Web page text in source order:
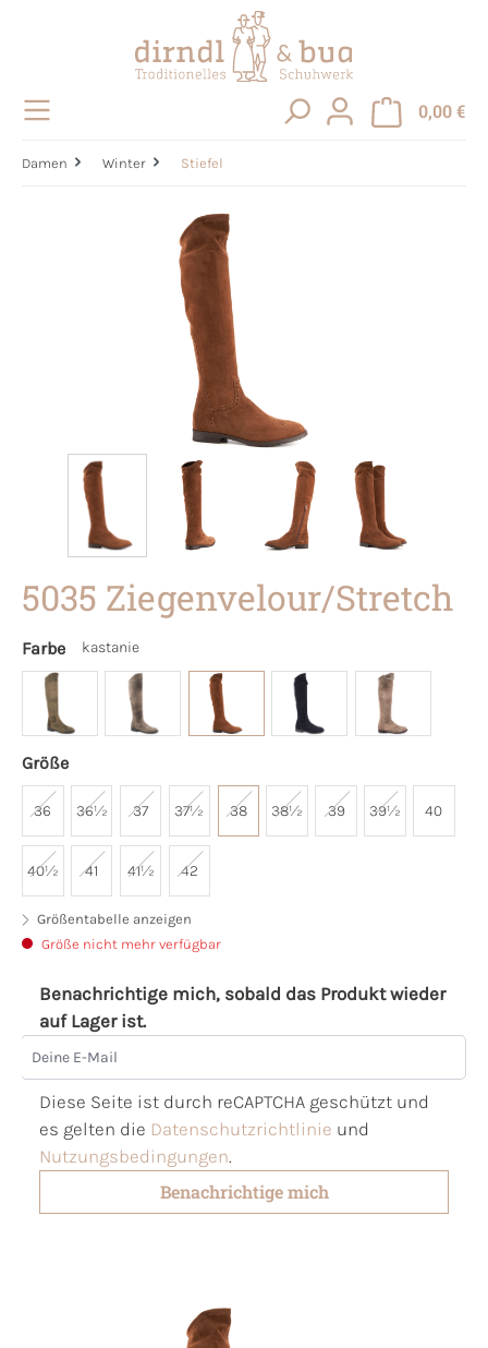
0,00 €
Damen Winter Stiefel
Bildergalerie überspringen
5035 Ziegenvelour/Stretch
Farbe kastanie
Größe
36 36½ 37 37½ 38 38½ 39 39½ 40
40½ 41 41½ 42
Größentabelle anzeigen
Größe nicht mehr verfügbar
Benachrichtige mich, sobald das Produkt wieder
auf Lager ist.
Deine E-Mail
Diese Seite ist durch reCAPTCHA geschützt und
es gelten die Datenschutzrichtlinie und
Nutzungsbedingungen.
Benachrichtige mich